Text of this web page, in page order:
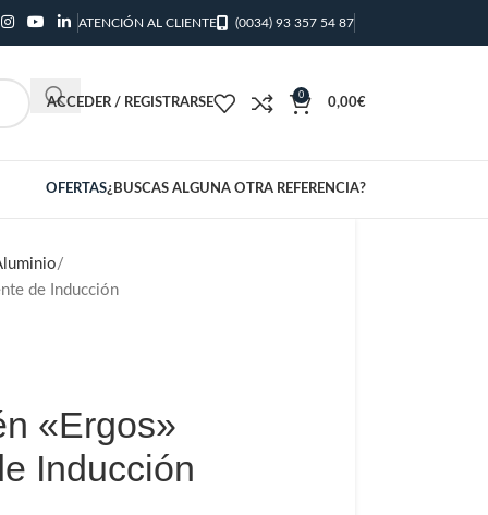
ATENCIÓN AL CLIENTE (0034) 93 357 54 87
ACCEDER / REGISTRARSE
0
0,00€
OFERTAS¿BUSCAS ALGUNA OTRA REFERENCIA?
de Inducción
«Ergos»
Inducción